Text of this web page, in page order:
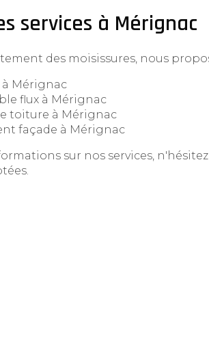
services à Mérignac
des moisissures, nous
à Mérignac
flux à Mérignac
toiture à Mérignac
façade à Mérignac
sur nos services,